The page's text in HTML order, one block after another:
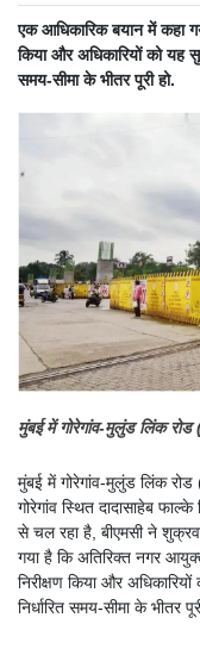
एक आधिकारिक बयान में कहा
किया और अधिकारियों को यह
समय-सीमा के भीतर पूरी हो.
मुंबई में गोरेगांव-मुलुंड लिंक
मुंबई में गोरेगांव-मुलुंड लिंक
गोरेगांव स्थित दादासाहेब
से चल रहा है, बीएमसी ने
गया है कि अतिरिक्त नगर
निरीक्षण किया और
निर्धारित समय-सीमा के भीतर